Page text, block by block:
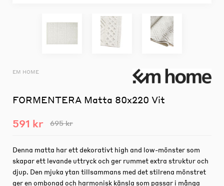
EM HOME
FORMENTERA Matta 80x220 Vit
591 kr 695 kr
Denna matta har ett dekorativt high and low-mönster som
skapar ett levande uttryck och ger rummet extra struktur och
djup. Den mjuka ytan tillsammans med det stilrena mönstret
ger en ombonad och harmonisk känsla som passar i många